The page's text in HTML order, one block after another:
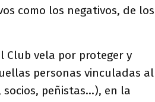
como los negativos, de los
Club vela por proteger y
personas vinculadas al
peñistas...), en la